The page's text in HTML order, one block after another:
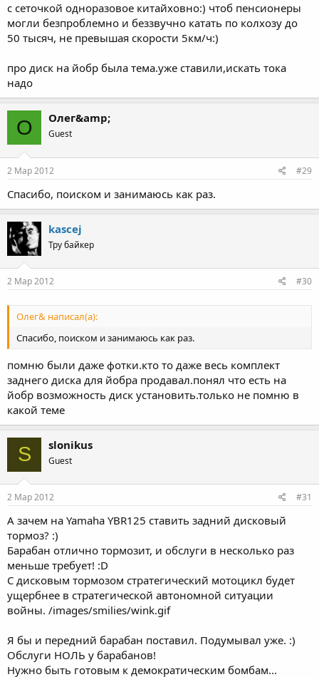
с сеточкой одноразовое китайховно:) чтоб пенсионеры
могли безпроблемно и беззвучно катать по колхозу до
50 тысяч, не превышая скорости 5км/ч:)
про диск на йобр была тема.уже ставили,искать тока
надо
О Олег&amp;
Guest
2 Мар 2012 #29
Спасибо, поиском и занимаюсь как раз.
kascej
Тру байкер
2 Мар 2012 #30
Олег& написал(а):
Спасибо, поиском и занимаюсь как раз.
помню были даже фотки.кто то даже весь комплект
заднего диска для йобра продавал.понял что есть на
йобр возможность диск установить.только не помню в
какой теме
S slonikus
Guest
2 Мар 2012 #31
А зачем на Yamaha YBR125 ставить задний дисковый
тормоз? :)
Барабан отлично тормозит, и обслуги в несколько раз
меньше требует! :D
С дисковым тормозом стратегический мотоцикл будет
ущербнее в стратегической автономной ситуации
войны. /images/smilies/wink.gif
Я бы и передний барабан поставил. Подумывал уже. :)
Обслуги НОЛЬ у барабанов!
Нужно быть готовым к демократическим бомбам...